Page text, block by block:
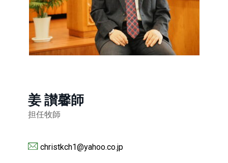
姜 讃馨師
担任牧師
christkch1@yahoo.co.jp